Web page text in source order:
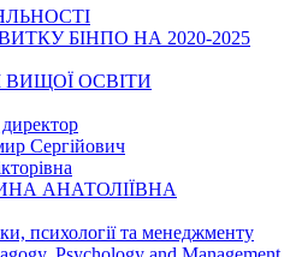
БІНПО НА 2020-2025
ВИЩОЇ ОСВІТИ
Сергійович
АНАТОЛІЇВНА
психології та менеджменту